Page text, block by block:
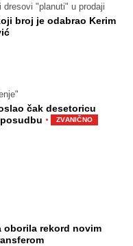
dresovi "planuti" u prodaji
broj je odabrao Kerim
čak desetoricu
· ZVANIČNO
oborila rekord novim